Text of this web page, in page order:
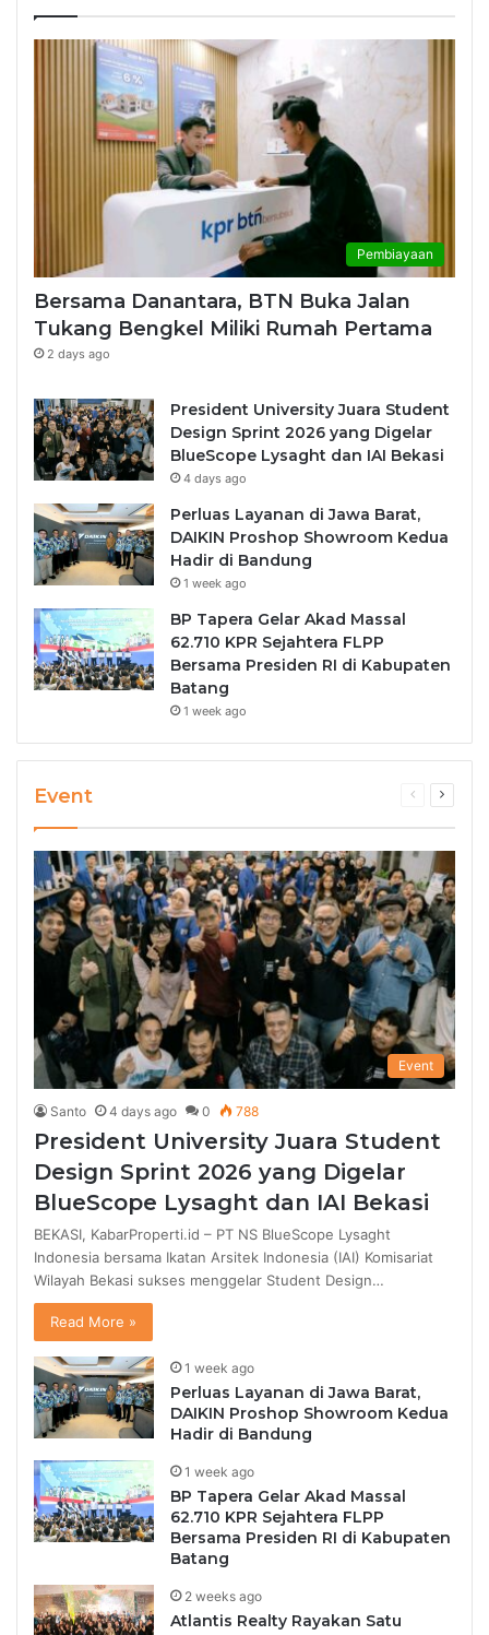
Pembiayaan
Bersama Danantara, BTN Buka Jalan
Tukang Bengkel Miliki Rumah Pertama
2 days ago
President University Juara Student
Design Sprint 2026 yang Digelar
BlueScope Lysaght dan IAI Bekasi
4 days ago
Perluas Layanan di Jawa Barat,
DAIKIN Proshop Showroom Kedua
Hadir di Bandung
1 week ago
BP Tapera Gelar Akad Massal
62.710 KPR Sejahtera FLPP
Bersama Presiden RI di Kabupaten
Batang
1 week ago
Event
Previous
Next
Event
Santo 4 days ago 0 788
President University Juara Student
Design Sprint 2026 yang Digelar
BlueScope Lysaght dan IAI Bekasi
BEKASI, KabarProperti.id – PT NS BlueScope Lysaght
Indonesia bersama Ikatan Arsitek Indonesia (IAI) Komisariat
Wilayah Bekasi sukses menggelar Student Design…
Read More »
1 week ago
Perluas Layanan di Jawa Barat,
DAIKIN Proshop Showroom Kedua
Hadir di Bandung
1 week ago
BP Tapera Gelar Akad Massal
62.710 KPR Sejahtera FLPP
Bersama Presiden RI di Kabupaten
Batang
2 weeks ago
Atlantis Realty Rayakan Satu